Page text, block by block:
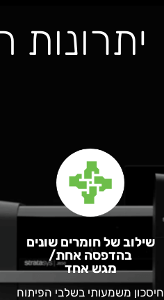
שילוב של חומרים שונים
בהדפסה אחת/
מגש אחד
חיסכון משמעותי בשלבי הפיתוח